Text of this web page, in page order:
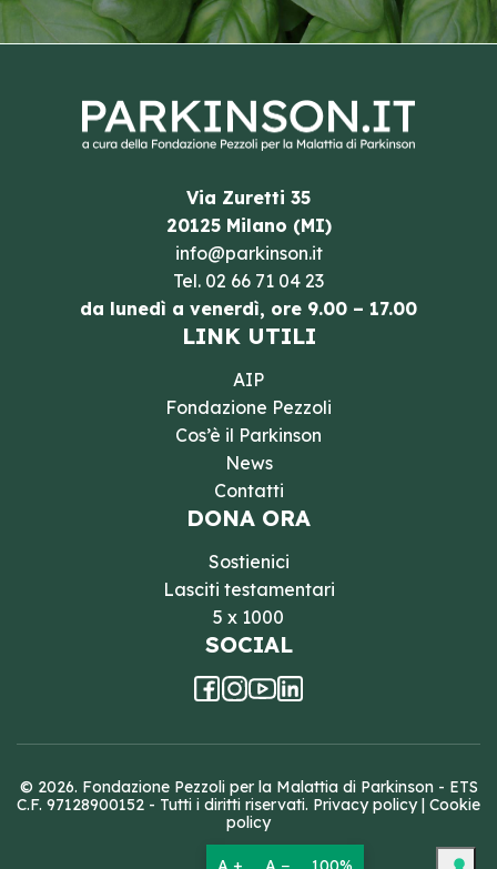
Via Zuretti 35
20125 Milano (MI)
info@parkinson.it
Tel. 02 66 71 04 23
da lunedì a venerdì, ore 9.00 – 17.00
LINK UTILI
AIP
Fondazione Pezzoli
Cos’è il Parkinson
News
Contatti
DONA ORA
Sostienici
Lasciti testamentari
5 x 1000
SOCIAL
© 2026. Fondazione Pezzoli per la Malattia di Parkinson - ETS
C.F. 97128900152 - Tutti i diritti riservati. Privacy policy| Cookie
policy